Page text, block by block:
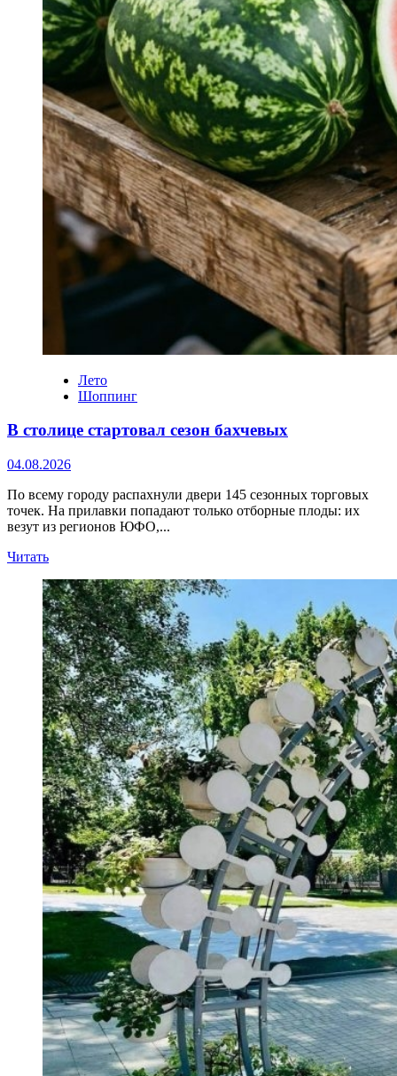
Лето
Шоппинг
В столице стартовал сезон бахчевых
04.08.2026
По всему городу распахнули двери 145 сезонных торговых
точек. На прилавки попадают только отборные плоды: их
везут из регионов ЮФО,...
ЧитатьПрочитать
о
В
столице
стартовал
сезон
бахчевых